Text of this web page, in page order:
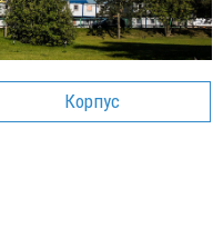
Корпус